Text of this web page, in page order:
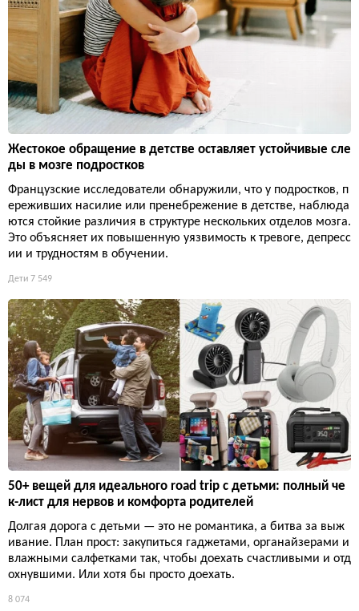
Жестокое обращение в детстве оставляет устойчивые сле
ды в мозге подростков
Французские исследователи обнаружили, что у подростков, п
ереживших насилие или пренебрежение в детстве, наблюда
ются стойкие различия в структуре нескольких отделов мозга.
Это объясняет их повышенную уязвимость к тревоге, депресс
ии и трудностям в обучении.
Дети 7 549
50+ вещей для идеального road trip с детьми: полный че
к-лист для нервов и комфорта родителей
Долгая дорога с детьми — это не романтика, а битва за выж
ивание. План прост: закупиться гаджетами, органайзерами и
влажными салфетками так, чтобы доехать счастливыми и отд
охнувшими. Или хотя бы просто доехать.
8 074